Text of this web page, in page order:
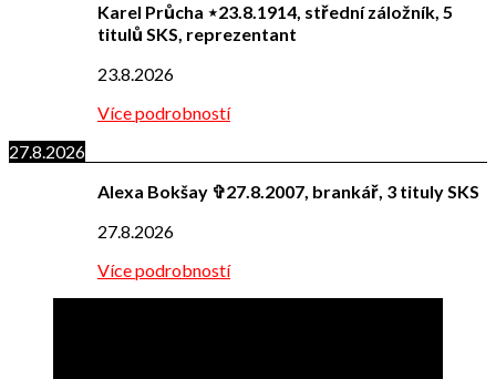
Karel Průcha ⋆23.8.1914, střední záložník, 5
titulů SKS, reprezentant
23.8.2026
Více podrobností
27.8.2026
Alexa Bokšay ✞27.8.2007, brankář, 3 tituly SKS
27.8.2026
Více podrobností